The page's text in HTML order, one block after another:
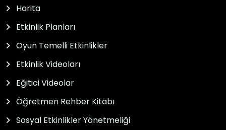
Harita
Etkinlik Planları
Oyun Temelli Etkinlikler
Etkinlik Videoları
Eğitici Videolar
Öğretmen Rehber Kitabı
Sosyal Etkinlikler Yönetmeliği